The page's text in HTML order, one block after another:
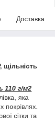
Доставка
щільність
110 г/м2
яка
покрівлях.
сітки та